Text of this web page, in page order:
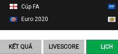
Cúp FA
Euro 2020
KẾT QUẢ LIVESCORE LỊCH